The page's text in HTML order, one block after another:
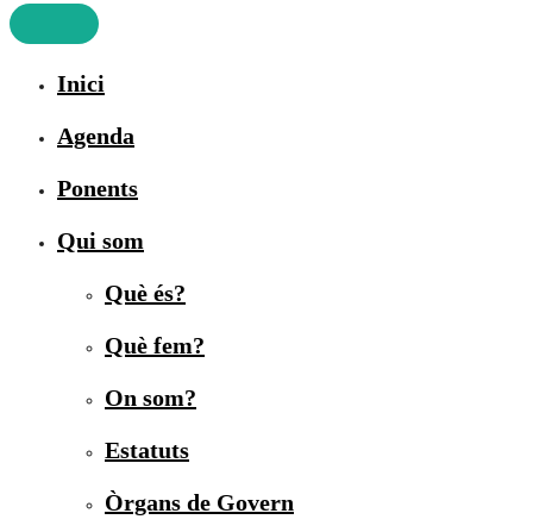
Inici
Agenda
Ponents
Qui som
Què és?
Què fem?
On som?
Estatuts
Òrgans de Govern